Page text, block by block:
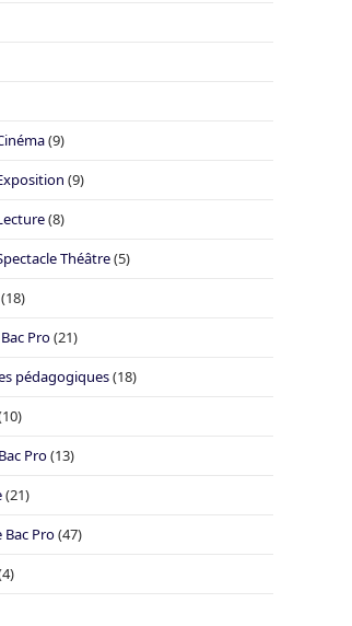
(9)
(9)
(8)
Théâtre(5)
(18)
Pro(21)
pédagogiques(18)
Pro(13)
(21)
Bac Pro(47)